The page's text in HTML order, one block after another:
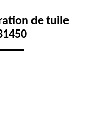
de tuile